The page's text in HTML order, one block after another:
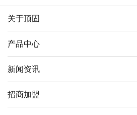
关于顶固
产品中心
新闻资讯
招商加盟